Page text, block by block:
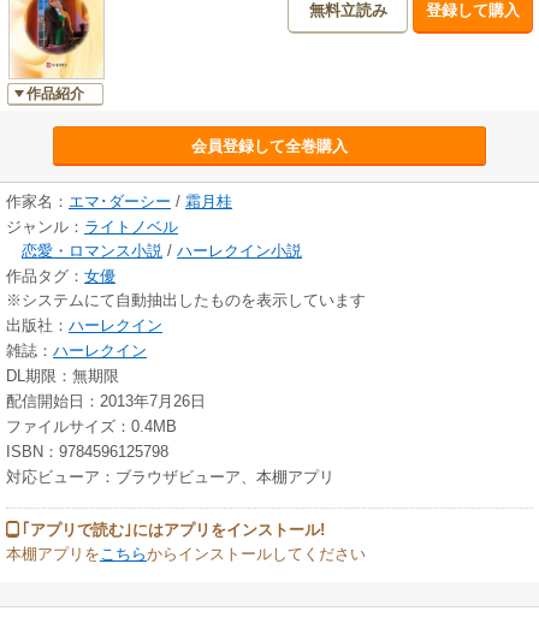
作品紹介
無料立読み 登録して購入
会員登録して全巻購入
作家名： エマ･ダーシー / 霜月桂
ジャンル： ライトノベル
恋愛・ロマンス小説 / ハーレクイン小説
作品タグ： 女優
※システムにて自動抽出したものを表示しています
出版社： ハーレクイン
雑誌： ハーレクイン
DL期限：無期限
配信開始日：2013年7月26日
ファイルサイズ：0.4MB
ISBN：9784596125798
対応ビューア：ブラウザビューア、本棚アプリ
｢アプリで読む｣にはアプリをインストール!
本棚アプリをこちらからインストールしてください